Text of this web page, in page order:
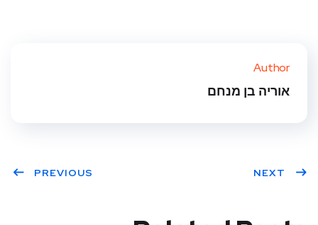
Author
אוריה בן מנחם
PREVIOUS NEXT